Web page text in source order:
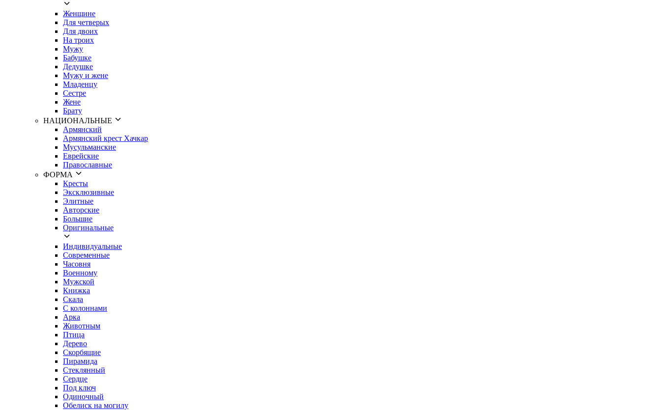
Женщине
Для четверых
Для двоих
На троих
Мужу
Бабушке
Дедушке
Мужу и жене
Младенцу
Сестре
Жене
Брату
НАЦИОНАЛЬНЫЕ
Армянский
Армянский крест Хачкар
Мусульманские
Еврейские
Православные
ФОРМА
Кресты
Эксклюзивные
Элитные
Авторские
Большие
Оригинальные
Индивидуальные
Современные
Часовня
Военному
Мужской
Книжка
Cкала
С колоннами
Арка
Животным
Птица
Дерево
Скорбящие
Пирамида
Стеклянный
Сердце
Под ключ
Одиночный
Обелиск на могилу